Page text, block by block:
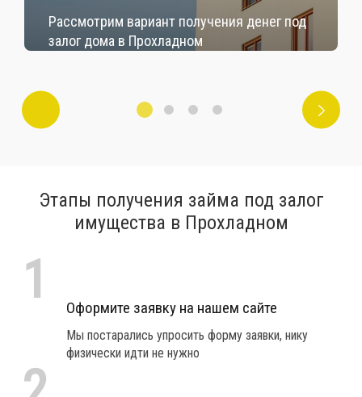
Рассмотрим вариант получения денег под
залог дома в Прохладном
Этапы получения займа под залог
имущества в Прохладном
1 Оформите заявку на нашем сайте
Мы постарались упросить форму заявки, нику
физически идти не нужно